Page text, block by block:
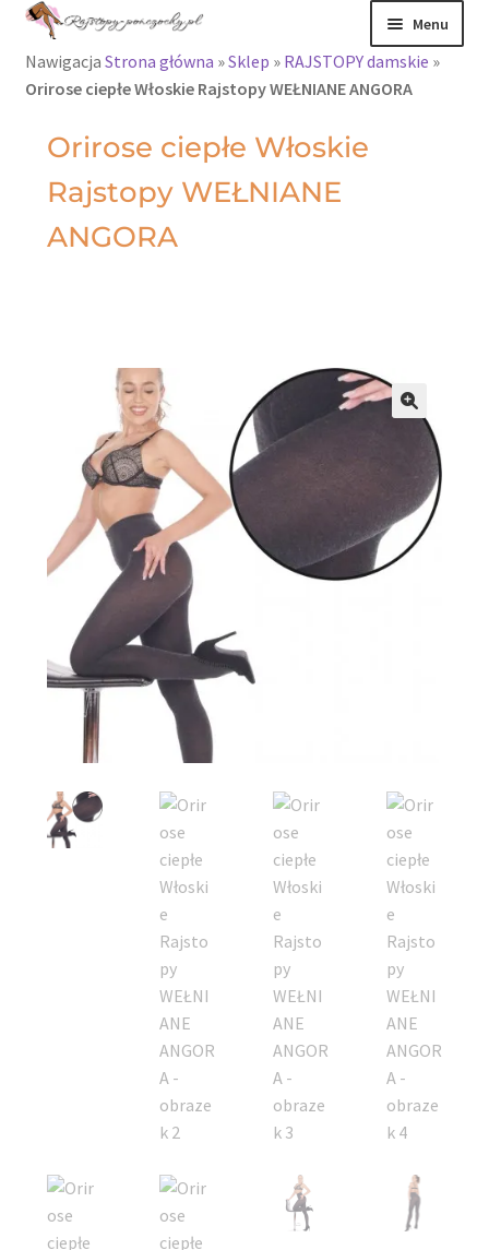
Menu
Rajstopy
Rajstopy Orirose
Pończochy i
Nawigacja Strona główna »Sklep » RAJSTOPY damskie »
Orirose ciepłe Włoskie Rajstopy WEŁNIANE ANGORA
Orirose ciepłe Włoskie
Rajstopy WEŁNIANE
ANGORA